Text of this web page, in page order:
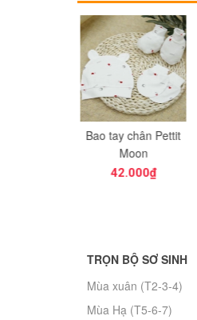
Mũ lưỡi trai HM l Bé
Tuti
85.000₫
TRỌN BỘ SƠ SINH
Mùa xuân (T2-3-4)
Mùa Hạ (T5-6-7)